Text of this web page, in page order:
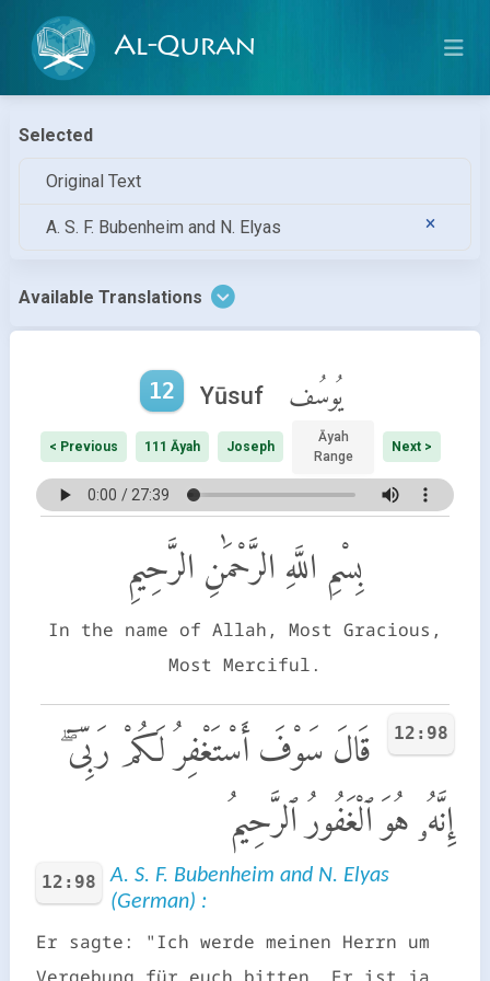
Al-Quran
Selected
Original Text
A. S. F. Bubenheim and N. Elyas
Available Translations
12 Yūsuf يُوسُف
< Previous 111 Āyah Joseph
Āyah
Range
Next >
بِسْمِ اللَّهِ الرَّحْمَٰنِ الرَّحِيمِ
In the name of Allah, Most Gracious,
Most Merciful.
12:98
قَالَ سَوْفَ أَسْتَغْفِرُ لَكُمْ رَبِّىٓ ۖ
إِنَّهُۥ هُوَ ٱلْغَفُورُ ٱلرَّحِيمُ
12:98
A. S. F. Bubenheim and N. Elyas
(German) :
Er sagte: "Ich werde meinen Herrn um